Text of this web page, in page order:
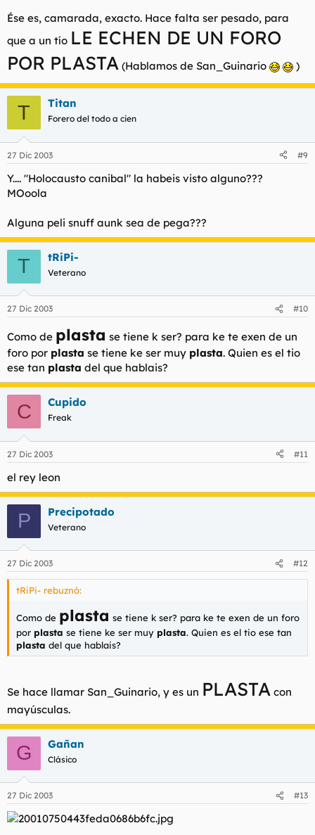
Ése es, camarada, exacto. Hace falta ser pesado, para
que a un tío LE ECHEN DE UN FORO
POR PLASTA (Hablamos de San_Guinario )
T Titan
Forero del todo a cien
27 Dic 2003 #9
Y.... "Holocausto canibal" la habeis visto alguno???
MOoola
Alguna peli snuff aunk sea de pega???
T tRiPi-
Veterano
27 Dic 2003 #10
Como de plasta se tiene k ser? para ke te exen de un
foro por plasta se tiene ke ser muy plasta. Quien es el tio
ese tan plasta del que hablais?
C Cupido
Freak
27 Dic 2003 #11
el rey leon
P Precipotado
Veterano
27 Dic 2003 #12
tRiPi- rebuznó:
Como de plasta se tiene k ser? para ke te exen de un foro
por plasta se tiene ke ser muy plasta. Quien es el tio ese tan
plasta del que hablais?
Se hace llamar San_Guinario, y es un PLASTA con
mayúsculas.
G Gañan
Clásico
27 Dic 2003 #13